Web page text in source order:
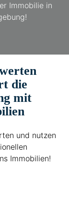
Immobilie in
die
mit
und nutzen
Immobilien!